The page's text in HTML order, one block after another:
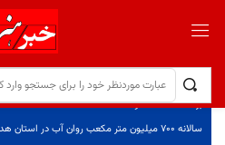
برگ نخست
نوشته‌ها
سالانه 700 میلیون متر مکعب روان آب در